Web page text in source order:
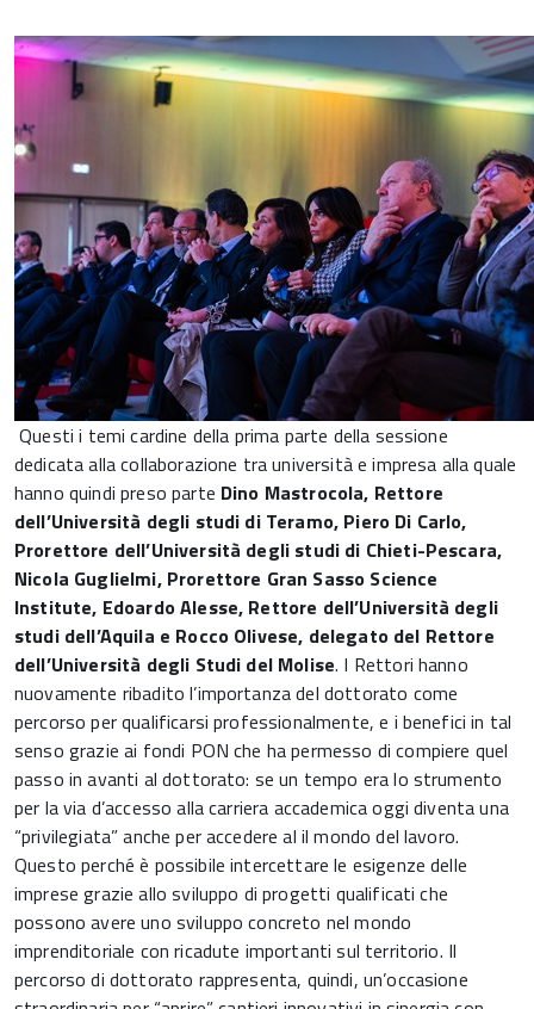
Questi i temi cardine della prima parte della sessione
dedicata alla collaborazione tra università e impresa alla quale
hanno quindi preso parte Dino Mastrocola, Rettore
dell’Università degli studi di Teramo, Piero Di Carlo,
Prorettore dell’Università degli studi di Chieti-Pescara,
Nicola Guglielmi, Prorettore Gran Sasso Science
Institute, Edoardo Alesse, Rettore dell’Università degli
studi dell’Aquila e Rocco Olivese, delegato del Rettore
dell’Università degli Studi del Molise. I Rettori hanno
nuovamente ribadito l’importanza del dottorato come
percorso per qualificarsi professionalmente, e i benefici in tal
senso grazie ai fondi PON che ha permesso di compiere quel
passo in avanti al dottorato: se un tempo era lo strumento
per la via d’accesso alla carriera accademica oggi diventa una
“privilegiata” anche per accedere al il mondo del lavoro.
Questo perché è possibile intercettare le esigenze delle
imprese grazie allo sviluppo di progetti qualificati che
possono avere uno sviluppo concreto nel mondo
imprenditoriale con ricadute importanti sul territorio. Il
percorso di dottorato rappresenta, quindi, un’occasione